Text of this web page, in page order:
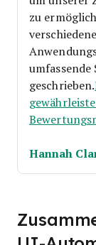
zu
geschrieben.
Hannah